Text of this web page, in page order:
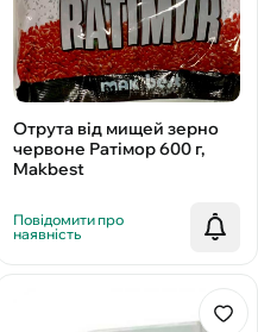
Отрута від мищей зерно
червоне Ратімор 600 г,
Makbest
Повідомити про
наявність